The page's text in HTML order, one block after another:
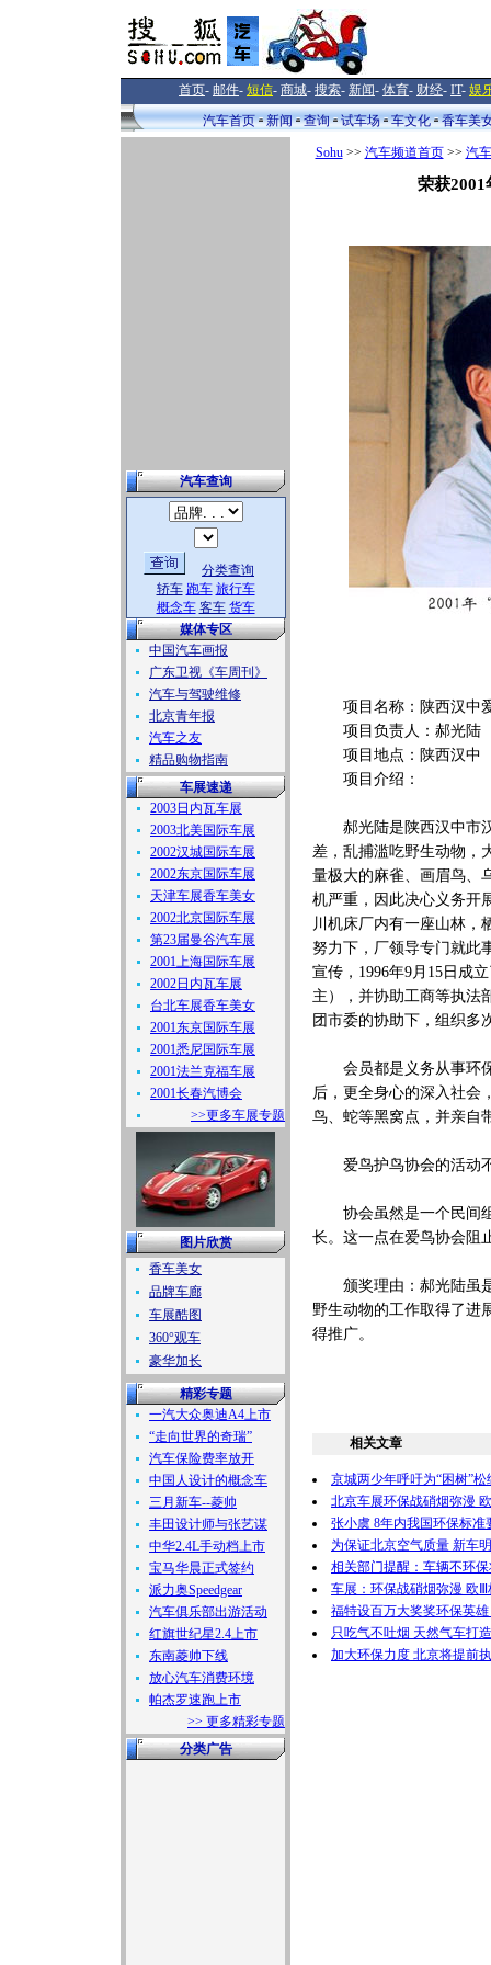
首页- 邮件- 短信- 商城- 搜索- 新闻- 体育- 财经- IT- 娱
汽车首页
新闻 查询 试车场 车文化 香车美
汽车查询
分类查询
轿车 跑车 旅行车
概念车 客车 货车
媒体专区
中国汽车画报
广东卫视《车周刊》
汽车与驾驶维修
北京青年报
汽车之友
精品购物指南
车展速递
2003日内瓦车展
2003北美国际车展
2002汉城国际车展
2002东京国际车展
天津车展香车美女
2002北京国际车展
第23届曼谷汽车展
2001上海国际车展
2002日内瓦车展
台北车展香车美女
2001东京国际车展
2001悉尼国际车展
2001法兰克福车展
2001长春汽博会
>>更多车展专题
图片欣赏
香车美女
品牌车廊
车展酷图
360°观车
豪华加长
精彩专题
一汽大众奥迪A4上市
“走向世界的奇瑞”
汽车保险费率放开
中国人设计的概念车
三月新车--菱帅
丰田设计师与张艺谋
中华2.4L手动档上市
宝马华晨正式签约
派力奥Speedgear
汽车俱乐部出游活动
红旗世纪星2.4上市
东南菱帅下线
放心汽车消费环境
帕杰罗速跑上市
>> 更多精彩专题
分类广告
Sohu>> 汽车频道首页>> 汽
荣获2001
项目名称：陕西汉中
项目负责人：郝光陆
项目地点：陕西汉中
项目介绍：
郝光陆是陕西汉中市汉
差，乱捕滥吃野生动物，
量极大的麻雀、画眉鸟、
机严重，因此决心义务开
川机床厂内有一座山林，
努力下，厂领导专门就此
宣传，1996年9月15日成
主），并协助工商等执法
团市委的协助下，组织多
会员都是义务从事环保
后，更全身心的深入社会
鸟、蛇等黑窝点，并亲自
爱鸟护鸟协会的活动不
协会虽然是一个民间组
长。这一点在爱鸟协会阻
颁奖理由：郝光陆虽是
野生动物的工作取得了进
得推广。
相关文章
京城两少年呼吁为“困树”松
北京车展环保战硝烟弥漫
张小虞 8年内我国环保标准
为保证北京空气质量 新车
相关部门提醒：车辆不环
车展：环保战硝烟弥漫 欧
福特设百万大奖奖环保英
只吃气不吐烟 天然气车打
加大环保力度 北京将提前